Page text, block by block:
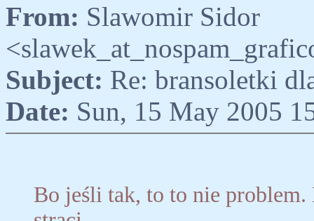
From: Slawomir Sidor
Subject: Re: bransoletki
Date: Sun, 15 May 2005
Bo jeśli tak, to to nie